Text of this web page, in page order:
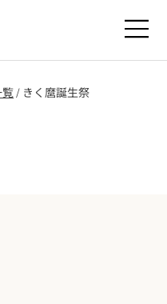
/ きく麿誕生祭